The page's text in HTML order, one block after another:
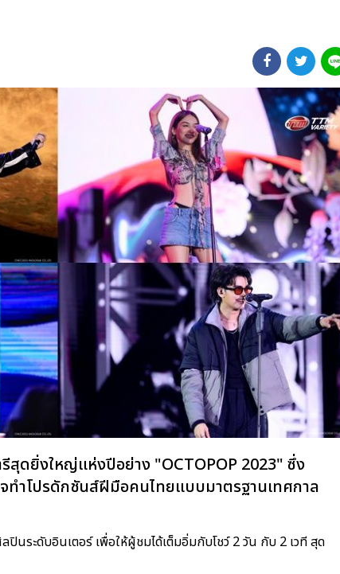
ดยิ่งใหญ่แห่งปีอย่าง "OCTOPOP 2023" ซึ่ง
ทำโปรดักชันส์ฝีมือคนไทยแบบมาตรฐานเทศกาล
นระดับอินเตอร์ เพื่อให้ผู้ชมได้เต็มอิ่มกับโชว์ 2 วัน กับ 2 เวที สุด